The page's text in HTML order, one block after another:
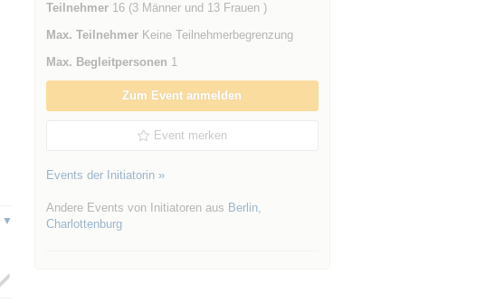
Teilnehmer16 (3 Männer und 13 Frauen )
Max. TeilnehmerKeine Teilnehmerbegrenzung
Max. Begleitpersonen 1
Zum Event anmelden
Event merken
Events der Initiatorin »
Andere Events von Initiatoren aus Berlin,
Charlottenburg